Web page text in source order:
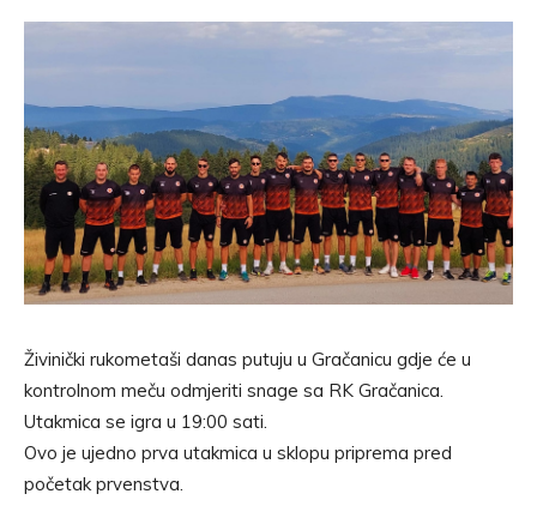
Živinički rukometaši danas putuju u Gračanicu gdje će u
kontrolnom meču odmjeriti snage sa RK Gračanica.
Utakmica se igra u 19:00 sati.
Ovo je ujedno prva utakmica u sklopu priprema pred
početak prvenstva.